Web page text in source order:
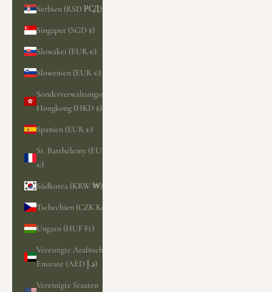
Serbien (RSD РСД)
Singapur (SGD $)
Slowakei (EUR €)
Slowenien (EUR €)
Sonderverwaltungsregion
Hongkong (HKD $)
Spanien (EUR €)
St. Barthélemy (EUR
€)
Südkorea (KRW ₩)
Tschechien (CZK Kč)
Ungarn (HUF Ft)
Vereinigte Arabische
Emirate (AED د.إ)
Vereinigte Staaten